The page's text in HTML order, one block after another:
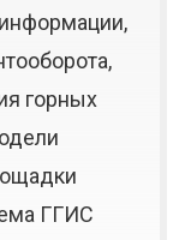
горных
ГГИС